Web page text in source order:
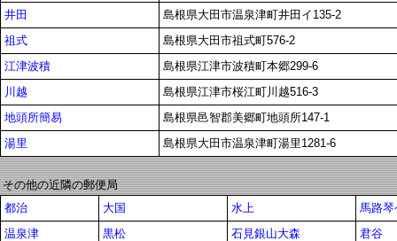
井田
島根県大田市温泉津町井田イ135-2
祖式
島根県大田市祖式町576-2
江津波積
島根県江津市波積町本郷299-6
川越
島根県江津市桜江町川越516-3
地頭所簡易
島根県邑智郡美郷町地頭所147-1
湯里
島根県大田市温泉津町湯里1281-6
その他の近隣の郵便局
都治
大国 水上
馬路
温泉津
黒松 石見銀山大森
君谷